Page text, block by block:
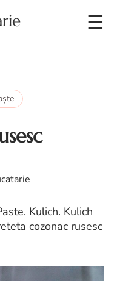
Kulich. Kulich
cozonac rusesc